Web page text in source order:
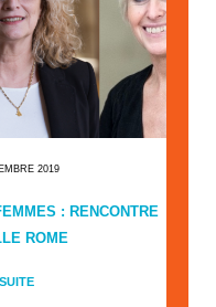
2019
: RENCONTRE
ROME